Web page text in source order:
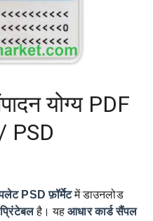
योग्य PDF
PSD
PSD फ़ॉर्मेटमें डाउनलोड
है। यहआधार कार्ड सैंपल